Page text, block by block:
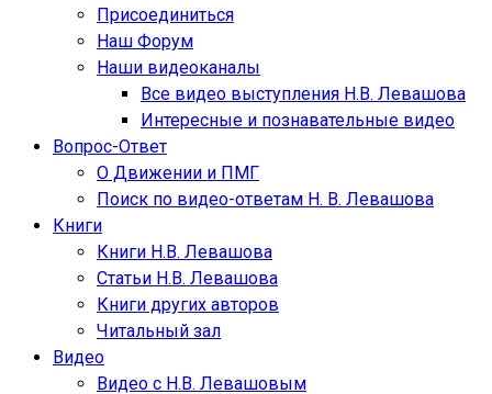
Присоединиться
Наш Форум
Наши видеоканалы
Все видео выступления Н.В. Левашова
Интересные и познавательные видео
Вопрос-Ответ
О Движении и ПМГ
Поиск по видео-ответам Н. В. Левашова
Книги
Книги Н.В. Левашова
Статьи Н.В. Левашова
Книги других авторов
Читальный зал
Видео
Видео с Н.В. Левашовым